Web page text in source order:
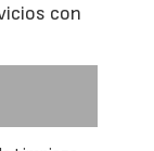
con